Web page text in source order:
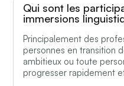
Qui sont les
immersions
Principalement des
personnes en transition
ambitieux ou toute
progresser rapidement